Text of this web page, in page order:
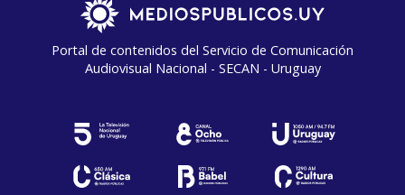
Portal de contenidos del Servicio de Comunicación
Audiovisual Nacional - SECAN - Uruguay